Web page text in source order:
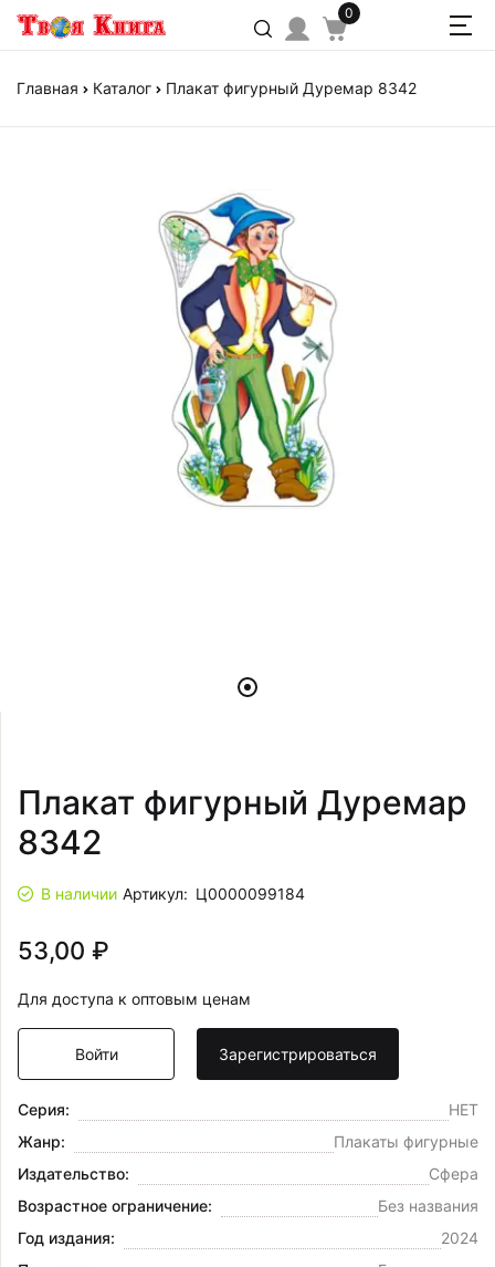
0
Главная Каталог Плакат фигурный Дуремар 8342
Плакат фигурный Дуремар
8342
В наличии Артикул: Ц0000099184
53,00 ₽
Для доступа к оптовым ценам
Войти Зарегистрироваться
Серия:
НЕТ
Жанр:
Плакаты фигурные
Издательство:
Сфера
Возрастное ограничение:
Без названия
Год издания:
2024